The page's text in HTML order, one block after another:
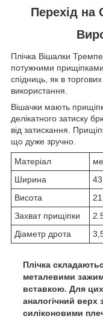
Перехід на
Плічка Вішалки
потужними
спідниць, як в
використання.
Вішачки мають
делікатного затиску
від затискання.
що дуже зручно.
Матеріал
Ширина
Висота
Захват прищіпки
Діаметр дрота
Плічка
металевими
вставкою. Для
аналогічний верх
силіконовими